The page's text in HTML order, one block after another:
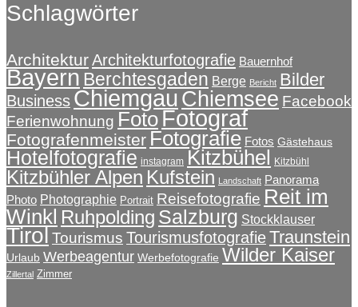
Schlagwörter
ArchitekturArchitekturfotografie Bauernhof
Bayern Berchtesgaden Berge Bericht Bilder
Business Chiemgau Chiemsee Facebook
Ferienwohnung Foto Fotograf
Fotografenmeister Fotografie Fotos Gästehaus
Hotelfotografie instagram Kitzbühel Kitzbühl
Kitzbühler Alpen Kufstein Landschaft Panorama
Photo Photographie Portrait Reisefotografie Reit im
Winkl Ruhpolding Salzburg Stockklauser
Tirol Tourismus TourismusfotografieTraunstein
Urlaub Werbeagentur Werbefotografie Wilder Kaiser
Zillertal Zimmer